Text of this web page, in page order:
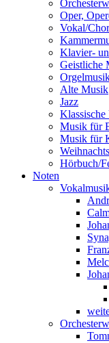
Oper,
Vokal/Chor
Klavier-
Geistliche
Alte Musik
Jazz
Musik für
Musik für
Hörbuch/
Noten